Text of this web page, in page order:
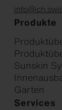
Produkte
Sunskin
Garten
Services